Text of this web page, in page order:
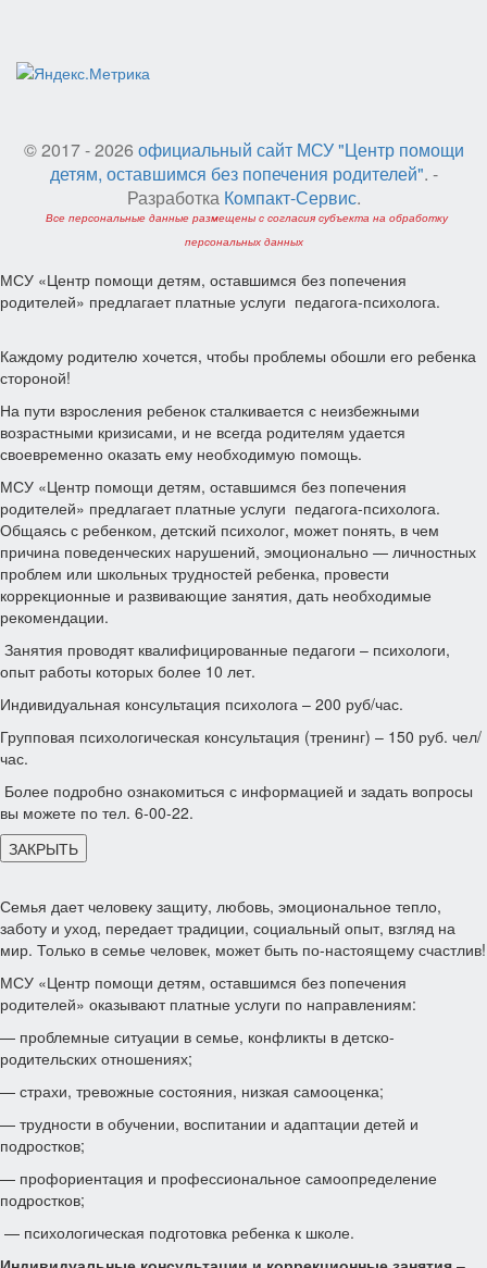
© 2017 - 2026 официальный сайт МСУ "Центр помощи
детям, оставшимся без попечения родителей". -
Разработка Компакт-Сервис.
Все персональные данные размещены с согласия субъекта на обработку
персональных данных
МСУ «Центр помощи детям, оставшимся без попечения
родителей» предлагает платные услуги педагога-психолога.
Каждому родителю хочется, чтобы проблемы обошли его ребенка
стороной!
На пути взросления ребенок сталкивается с неизбежными
возрастными кризисами, и не всегда родителям удается
своевременно оказать ему необходимую помощь.
МСУ «Центр помощи детям, оставшимся без попечения
родителей» предлагает платные услуги педагога-психолога.
Общаясь с ребенком, детский психолог, может понять, в чем
причина поведенческих нарушений, эмоционально — личностных
проблем или школьных трудностей ребенка, провести
коррекционные и развивающие занятия, дать необходимые
рекомендации.
Занятия проводят квалифицированные педагоги – психологи,
опыт работы которых более 10 лет.
Индивидуальная консультация психолога – 200 руб/час.
Групповая психологическая консультация (тренинг) – 150 руб. чел/
час.
Более подробно ознакомиться с информацией и задать вопросы
вы можете по тел. 6-00-22.
ЗАКРЫТЬ
Семья дает человеку защиту, любовь, эмоциональное тепло,
заботу и уход, передает традиции, социальный опыт, взгляд на
мир. Только в семье человек, может быть по-настоящему счастлив!
МСУ «Центр помощи детям, оставшимся без попечения
родителей» оказывают платные услуги по направлениям:
— проблемные ситуации в семье, конфликты в детско-
родительских отношениях;
— страхи, тревожные состояния, низкая самооценка;
— трудности в обучении, воспитании и адаптации детей и
подростков;
— профориентация и профессиональное самоопределение
подростков;
— психологическая подготовка ребенка к школе.